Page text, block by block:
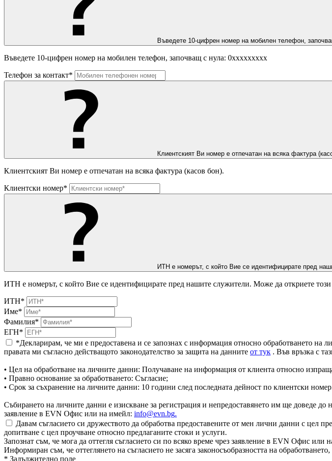
Въведете 10-цифрен номер на мобилен телефон,
Въведете 10-цифрен номер на мобилен телефон, започващ с нула: 0ххххххххх
Телефон за контакт*
Клиентският Ви номер е отпечатан на всяка фактура
Клиентският Ви номер е отпечатан на всяка фактура (касов бон).
Клиентски номер*
ИТН е номерът, с който Вие се идентифицирате пред
ИТН е номерът, с който Вие се идентифицирате пред нашите служители. Може да откриете
ИТН*
Име*
Фамилия*
ЕГН*
*Декларирам, че ми е предоставена и се запознах с информация относно обработването на
правата ми съгласно действащото законодателство за защита на данните от тук . Във връзка с
• Цел на обработване на личните данни: Получаване на информация от клиента относно
• Правно основание за обработването: Съгласие;
• Срок за съхранение на личните данни: 10 години след последната дейност по клиентски
Събирането на личните данни е изискване за регистрация и непредоставянето им ще доведе до
заявление в EVN Офис или на имейл: info@evn.bg.
Давам съгласието си дружеството да обработва предоставените от мен лични данни с цел
допитване с цел проучване относно предлаганите стоки и услуги.
Запознат съм, че мога да оттегля съгласието си по всяко време чрез заявление в EVN Офис или
Информиран съм, че оттеглянето на съгласието не засяга законосъобразността на
* Задължително поле